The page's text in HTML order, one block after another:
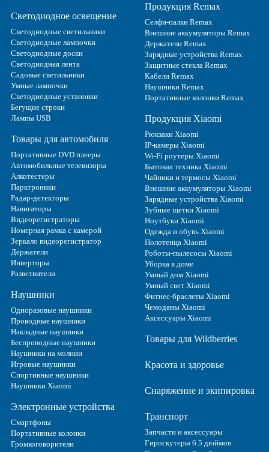
Светодиодное освещение
Светодиодные светильники
Светодиодные лампочки
Светодиодные доски
Светодиодная лента
Садовые светильники
Умные лампочки
Светодиодные установки
Бегущие строки
Лампы USB
Товары для автомобиля
Портативные DVD плееры
Автомобильные телевизоры
Алкотестеры
Парктроники
Радар-детекторы
Навигаторы
Видеорегистраторы
Номерная рамка с камерой
Зеркало видеорегистратор
Держатели
Инверторы
Разветвители
Наушники
Одноразовые наушники
Проводные наушники
Накладные наушники
Беспроводные наушники
Наушники на молнии
Игровые наушники
Спортивные наушники
Наушники Xiaomi
Электронные устройства
Смартфоны
Портативные колонки
Громкоговорители
Продукция Remax
Селфи-палки Remax
Внешние аккумуляторы Remax
Держатели Remax
Зарядные устройства Remax
Защитные стекла Remax
Кабели Remax
Наушники Remax
Портативные колонки Remax
Продукция Xiaomi
Рюкзаки Xiaomi
IP-камеры Xiaomi
Wi-Fi роутеры Xiaomi
Бытовая техника Xiaomi
Чайники и термосы Xiaomi
Внешние аккумуляторы Xiaomi
Зарядные устройства Xiaomi
Зубные щетки Xiaomi
Ноутбуки Xiaomi
Одежда и обувь Xiaomi
Полотенца Xiaomi
Роботы-пылесосы Xiaomi
Уборка в доме
Умный дом Xiaomi
Умный свет Xiaomi
Фитнес-браслеты Xiaomi
Чемоданы Xiaomi
Аксессуары Xiaomi
Товары для Wildberries
Красота и здоровье
Снаряжение и экипировка
Транспорт
Запчасти и аксессуары
Гироскутеры 6.5 дюймов